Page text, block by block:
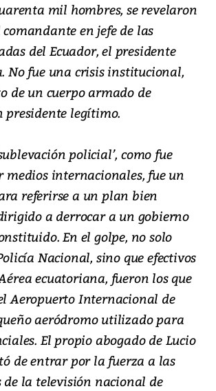
mil hombres, se revelaron
en jefe de las
del Ecuador, el presidente
No fue una crisis institucional,
de un cuerpo armado de
presidente legítimo.
policial’, como fue
medios internacionales, fue un
referirse a un plan bien
a derrocar a un gobierno
En el golpe, no solo
Nacional, sino que efectivos
ecuatoriana, fueron los que
Aeropuerto Internacional de
aeródromo utilizado para
El propio abogado de Lucio
de entrar por la fuerza a las
de la televisión nacional de